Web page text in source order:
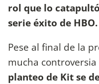
rol que lo
serie éxito de HBO.
Pese al final de la
mucha
planteo de Kit se